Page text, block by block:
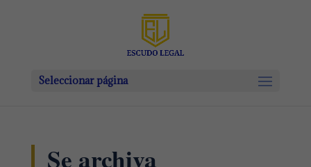
Seleccionar página
Se archiva